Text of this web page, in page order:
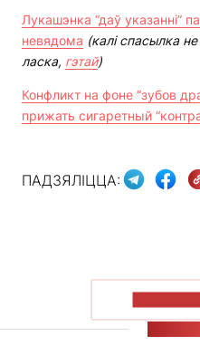
Лукашэнка “даў указанні”
невядома (калі спасылка
ласка, гэтай)
Конфликт на фоне “зубов
прижать сигаретный
ПАДЗЯЛІЦЦА: